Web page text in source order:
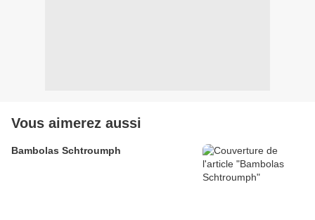
Vous aimerez aussi
Bambolas Schtroumph